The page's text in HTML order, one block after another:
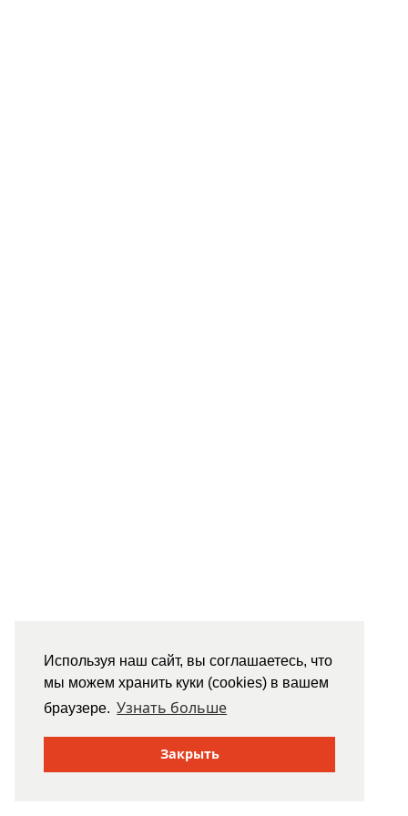
Используя наш сайт, вы соглашаетесь, что
мы можем хранить куки (cookies) в вашем
браузере. Узнать больше
Закрыть